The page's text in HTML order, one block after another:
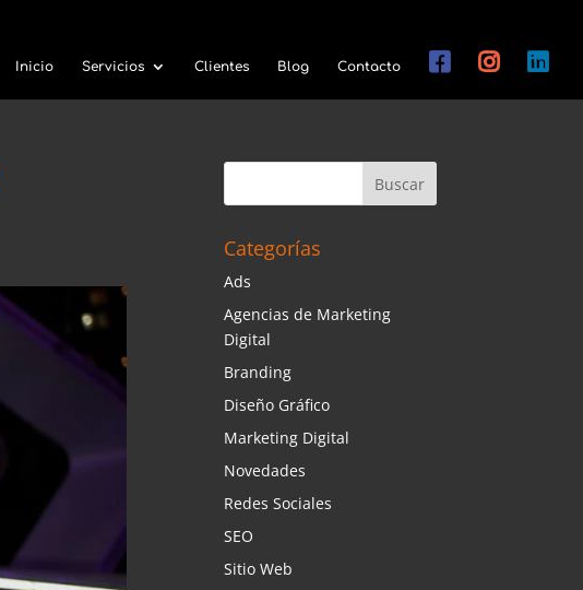
Inicio Servicios Clientes Blog Contacto
Categorías
Ads
Agencias de Marketing
Digital
Branding
Diseño Gráfico
Marketing Digital
Novedades
Redes Sociales
SEO
Sitio Web